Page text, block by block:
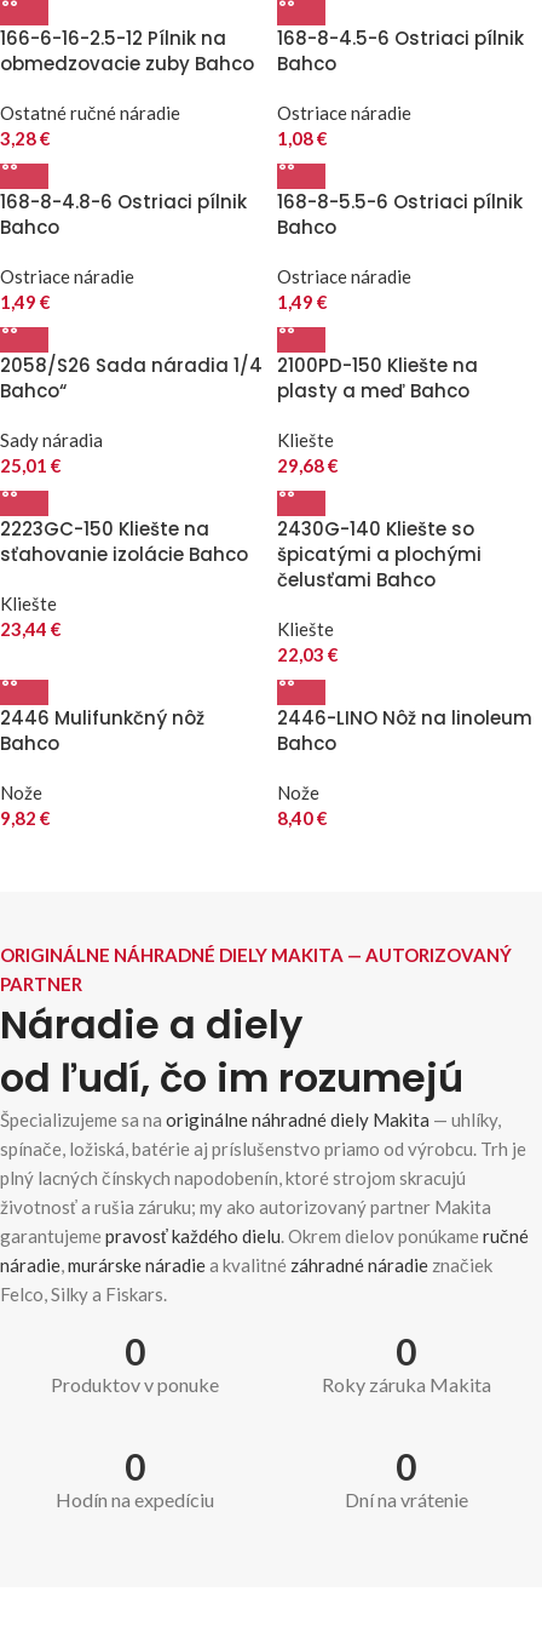
166-6-16-2.5-12 Pílnik na
obmedzovacie zuby Bahco
Ostatné ručné náradie
3,28€
168-8-4.5-6 Ostriaci pílnik
Bahco
Ostriace náradie
1,08€
168-8-4.8-6 Ostriaci pílnik
Bahco
Ostriace náradie
1,49 €
168-8-5.5-6 Ostriaci pílnik
Bahco
Ostriace náradie
1,49 €
2058/S26 Sada náradia 1/4
Bahco“
Sady náradia
25,01 €
2100PD-150 Kliešte na
plasty a meď Bahco
Kliešte
29,68€
2223GC-150 Kliešte na
sťahovanie izolácie Bahco
Kliešte
23,44 €
2430G-140 Kliešte so
špicatými a plochými
čelusťami Bahco
Kliešte
22,03 €
2446 Mulifunkčný nôž
Bahco
Nože
9,82 €
2446-LINO Nôž na linoleum
Bahco
Nože
8,40€
ORIGINÁLNE NÁHRADNÉ DIELY MAKITA — AUTORIZOVANÝ
PARTNER
Náradie a diely
od ľudí, čo im rozumejú
Špecializujeme sa na originálne náhradné diely Makita — uhlíky,
spínače, ložiská, batérie aj príslušenstvo priamo od výrobcu. Trh je
plný lacných čínskych napodobenín, ktoré strojom skracujú
životnosť a rušia záruku; my ako autorizovaný partner Makita
garantujemepravosť každého dielu. Okrem dielov ponúkameručné
náradie,murárske náradiea kvalitné záhradné náradie značiek
Felco, Silky a Fiskars.
0
Produktov v ponuke
0
Roky záruka Makita
0
Hodín na expedíciu
0
Dní na vrátenie